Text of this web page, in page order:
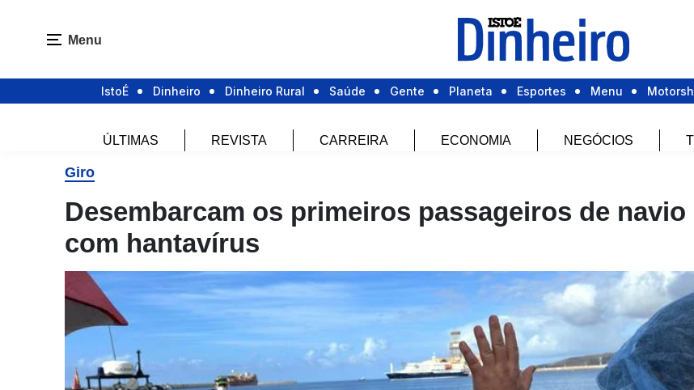
Menu
IstoÉ Dinheiro Dinheiro Rural Saúde Gente Planeta Esportes Menu
ÚLTIMAS REVISTA CARREIRA ECONOMIA NEGÓCIOS
Giro
Desembarcam os primeiros passageiros de navio
com hantavírus